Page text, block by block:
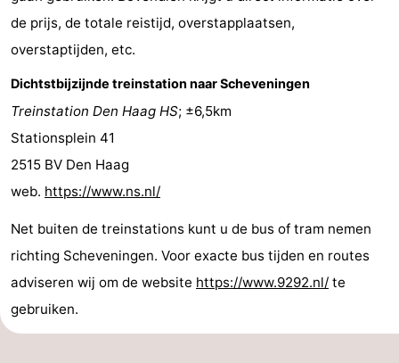
-
Kijkduin
Last
minutes
Strand
Zien
&
doen
Bezienswaardigheden
-
Musea
-
de prijs, de totale reistijd, overstapplaatsen,
overstaptijden, etc.
Dichtstbijzijnde treinstation naar Scheveningen
Treinstation Den Haag HS; ±6,5km
Stationsplein 41
2515 BV Den Haag
web. https://www.ns.nl/
Net buiten de treinstations kunt u de bus of tram nemen
richting Scheveningen. Voor exacte bus tijden en routes
adviseren wij om de website https://www.9292.nl/ te
gebruiken.